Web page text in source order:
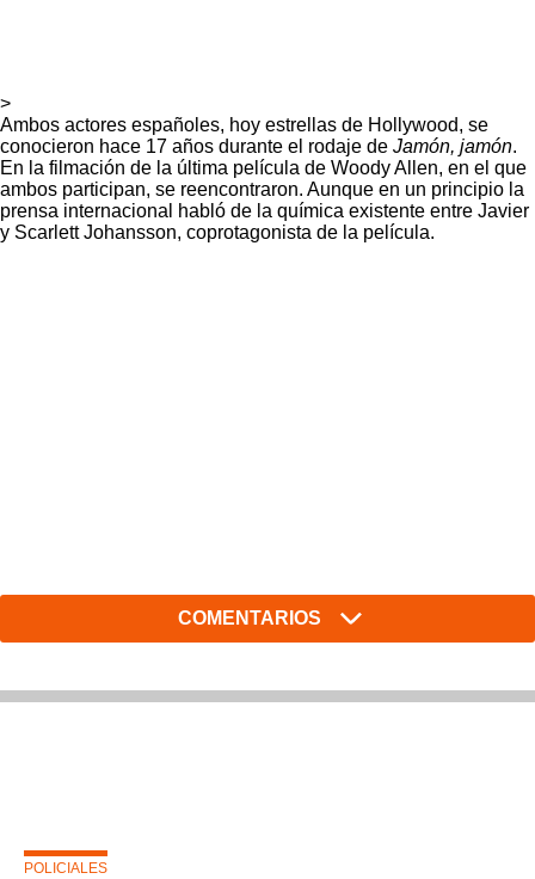
>
Ambos actores españoles, hoy estrellas de Hollywood, se
conocieron hace 17 años durante el rodaje de Jamón, jamón.
En la filmación de la última película de Woody Allen, en el que
ambos participan, se reencontraron. Aunque en un principio la
prensa internacional habló de la química existente entre Javier
y Scarlett Johansson, coprotagonista de la película.
COMENTARIOS